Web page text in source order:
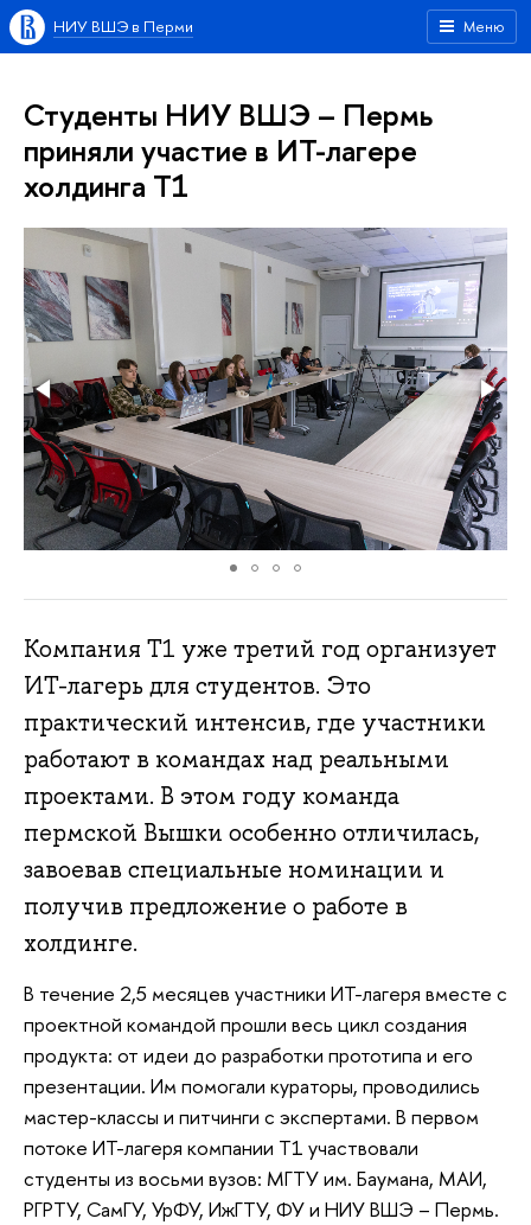
Меню
НИУ ВШЭ в Перми
Студенты НИУ ВШЭ – Пермь
приняли участие в ИТ-лагере
холдинга Т1
Компания Т1 уже третий год организует
ИТ-лагерь для студентов. Это
практический интенсив, где участники
работают в командах над реальными
проектами. В этом году команда
пермской Вышки особенно отличилась,
завоевав специальные номинации и
получив предложение о работе в
холдинге.
В течение 2,5 месяцев участники ИТ-лагеря вместе с
проектной командой прошли весь цикл создания
продукта: от идеи до разработки прототипа и его
презентации. Им помогали кураторы, проводились
мастер-классы и питчинги с экспертами. В первом
потоке ИТ-лагеря компании Т1 участвовали
студенты из восьми вузов: МГТУ им. Баумана, МАИ,
РГРТУ, СамГУ, УрФУ, ИжГТУ, ФУ и НИУ ВШЭ – Пермь.